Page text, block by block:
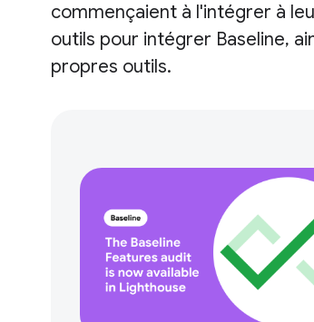
commençaient à l'intégrer à
outils pour intégrer Baseline,
propres outils.